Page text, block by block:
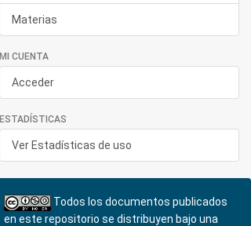
Materias
MI CUENTA
Acceder
ESTADÍSTICAS
Ver Estadísticas de uso
Todos los documentos publicados
en este repositorio se distribuyen bajo una